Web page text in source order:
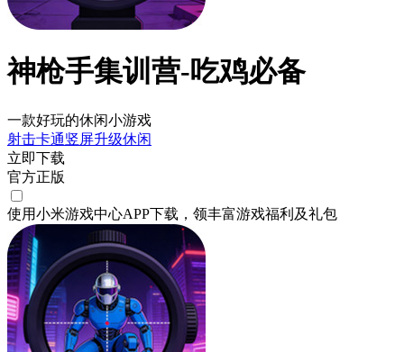
神枪手集训营-吃鸡必备
一款好玩的休闲小游戏
射击卡通竖屏升级休闲
立即下载
官方正版
使用小米游戏中心APP下载 ，领丰富游戏福利 及礼包